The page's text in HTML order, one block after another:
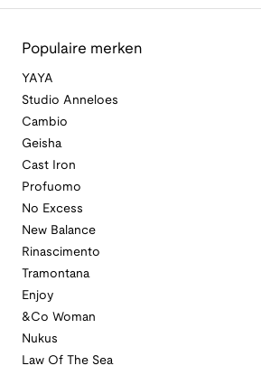
Populaire merken
YAYA
Studio Anneloes
Cambio
Geisha
Cast Iron
Profuomo
No Excess
New Balance
Rinascimento
Tramontana
Enjoy
&Co Woman
Nukus
Law Of The Sea